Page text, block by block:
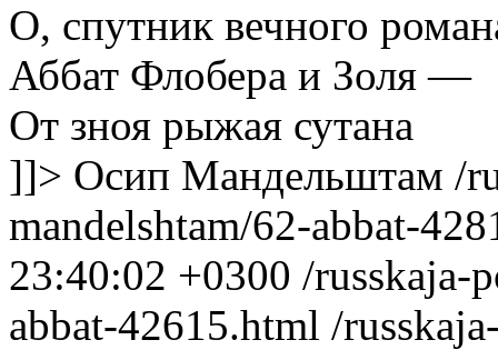
О, спутник вечного
Аббат Флобера и Золя —
От зноя рыжая сутана
]]> Осип Мандельштам /
mandelshtam/62-abbat-
23:40:02 +0300 /russkaja-
abbat-42615.html /